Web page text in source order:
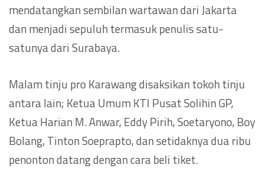
mendatangkan sembilan wartawan dari Jakarta
dan menjadi sepuluh termasuk penulis satu-
satunya dari Surabaya.
Malam tinju pro Karawang disaksikan tokoh tinju
antara lain; Ketua Umum KTI Pusat Solihin GP,
Ketua Harian M. Anwar, Eddy Pirih, Soetaryono, Boy
Bolang, Tinton Soeprapto, dan setidaknya dua ribu
penonton datang dengan cara beli tiket.